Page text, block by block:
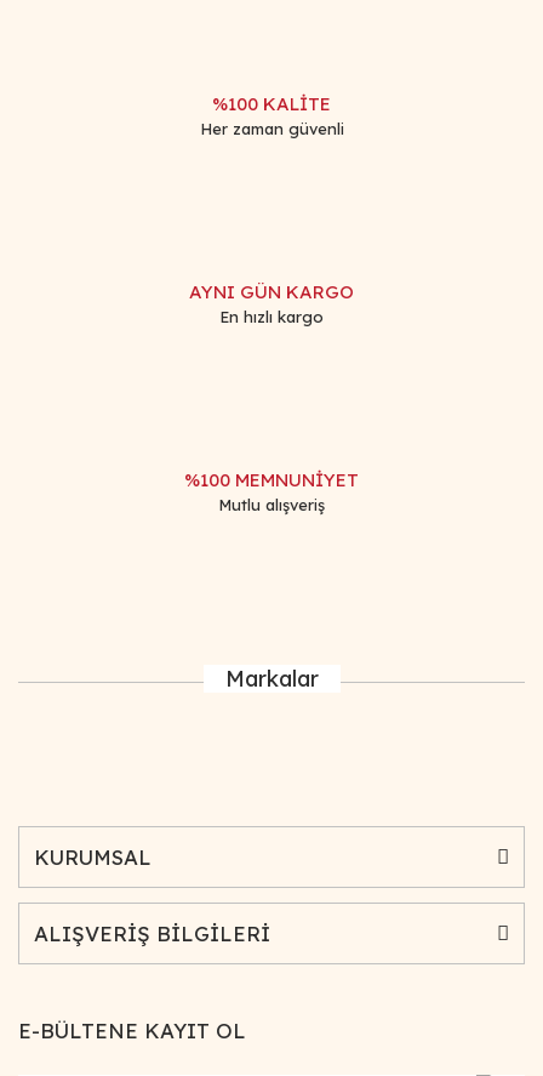
%100 KALİTE
Her zaman güvenli
AYNI GÜN KARGO
En hızlı kargo
%100 MEMNUNİYET
Mutlu alışveriş
Markalar
KURUMSAL
ALIŞVERİŞ BİLGİLERİ
E-BÜLTENE KAYIT OL